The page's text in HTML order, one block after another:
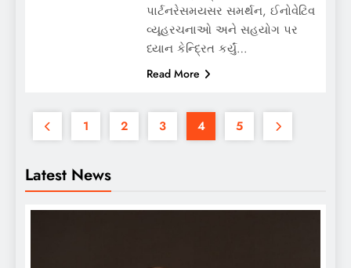
Latest News
પાર્ટનરેસમયસર સમર્થન, ઈનોવેટિવ
વ્યૂહરચનાઓ અને સહયોગ પર
ધ્યાન કેન્દ્રિત કર્યું…
Read More
1 2 3 4 5